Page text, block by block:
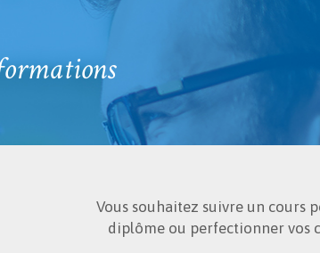
Vous souhaitez suivre un cours
diplôme ou perfectionner vos